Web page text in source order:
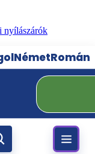
nyílászárók
NémetRomán